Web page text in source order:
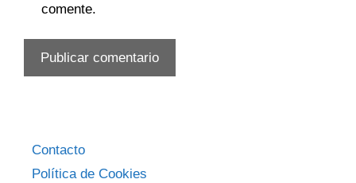
comente.
Contacto
Política de Cookies